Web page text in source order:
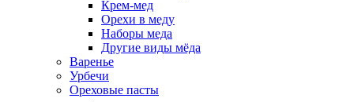
Крем-мед
Орехи в меду
Наборы меда
Другие виды мёда
Варенье
Урбечи
Ореховые пасты